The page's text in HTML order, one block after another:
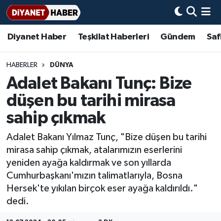
Diyanet Haber Teşkilat Haberleri Gündem
HABERLER DÜNYA
Adalet Bakanı Tunç: Bize
düşen bu tarihi mirasa
sahip çıkmak
Adalet Bakanı Yılmaz Tunç, "Bize düşen bu tarihi
mirasa sahip çıkmak, atalarımızın eserlerini
yeniden ayağa kaldırmak ve son yıllarda
Cumhurbaşkanı'mızın talimatlarıyla, Bosna
Hersek'te yıkılan birçok eser ayağa kaldırıldı."
dedi.
Diyanet Haber
Teşkilat Haberleri
Adana Müftülüğü
Adıyaman Müftülüğü
Afyonkarahisar Müftülüğü
Ağrı Müftülüğü
Aksaray Müftülüğü
Amasya Müftülüğü
Ankara Müftülüğü
Gündem
#Keşfet
Bir Ayet
Bir Hikaye
Biyografiler
Dini kavramlar
Diyanet Bilgi
Diyanet Takvimi
Dualar
Basında Bugün
DİYANET eKİTAP
Diyanet Dergi
Aile Dergisi
Aylık Dergi
İmam Hatip Okulları
Başmakale
Hadis-i Şerifler
Hayat Okumaları
Nöbetçi Eczaneler
Hava Durumu
Ankara Namaz Vakitleri
Trafik Durumu
Süper Lig Puan Durumu ve Fikstür
Tüm Manşetler
Son Dakika Haberleri